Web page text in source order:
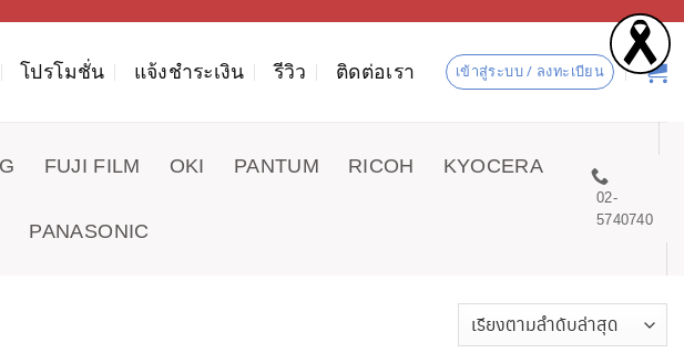
โปรโมชั่น แจ้งชำระเงิน รีวิว ติดต่อเรา เข้าสู่ระบบ / ลงทะเบียน
FUJI FILM OKI PANTUM RICOH KYOCERA
PANASONIC
02-
5740740